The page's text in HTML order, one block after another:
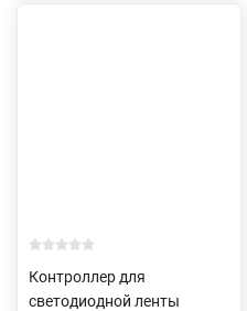
Контроллер для
светодиодной ленты